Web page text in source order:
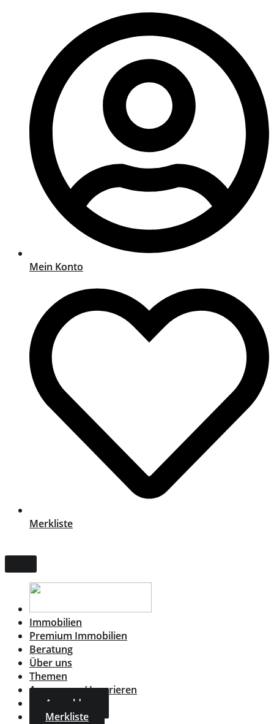
Mein Konto
Merkliste
Immobilien
Premium Immobilien
Beratung
Über uns
Themen
Annonsera / Inserieren
Anmelden
Merkliste